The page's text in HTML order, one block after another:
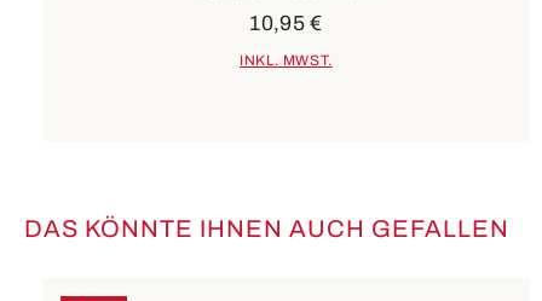
10,95 €
INKL. MWST.
Produktgalerie überspringen
DAS KÖNNTE IHNEN AUCH GEFALLEN